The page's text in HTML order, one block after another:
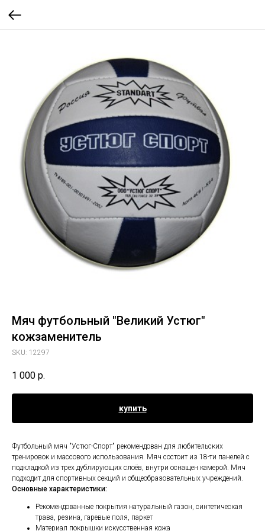
Мяч футбольный "Великий Устюг"
кожзаменитель
SKU: 12297
1 000 р.
купить
Футбольный мяч "Устюг-Спорт" рекомендован для любительских
тренировок и массового использования. Мяч состоит из 18-ти панелей с
подкладкой из трех дублирующих слоёв, внутри оснащен камерой. Мяч
подходит для спортивных секций и общеобразовательных учреждений.
Основные характеристики:
Рекомендованные покрытия натуральный газон, синтетическая
трава, резина, гаревые поля, паркет
Материал покрышки искусственная кожа